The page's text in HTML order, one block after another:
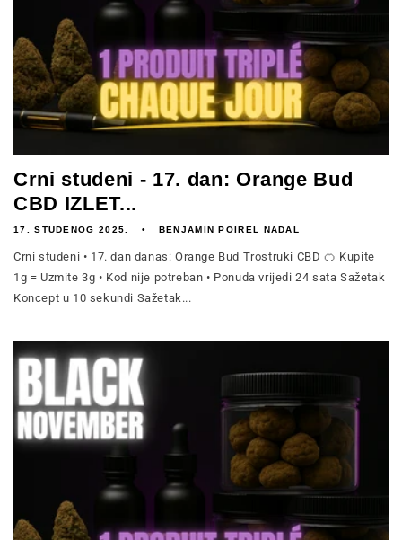
Crni studeni - 17. dan: Orange Bud
CBD IZLET...
17. STUDENOG 2025. BENJAMIN POIREL NADAL
Crni studeni • 17. dan danas: Orange Bud Trostruki CBD 🍊 Kupite
1g = Uzmite 3g • Kod nije potreban • Ponuda vrijedi 24 sata Sažetak
Koncept u 10 sekundi Sažetak...